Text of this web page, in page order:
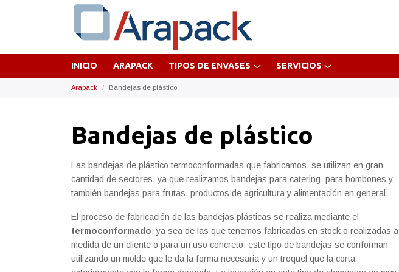
INICIO ARAPACK TIPOS DE ENVASES SERVICIOS
Arapack Bandejas de plástico
Bandejas de plástico
Las bandejas de plástico termoconformadas que fabricamos, se utilizan en gran
cantidad de sectores, ya que realizamos bandejas para catering, para bombones y
también bandejas para frutas, productos de agricultura y alimentación en general.
El proceso de fabricación de las bandejas plásticas se realiza mediante el
termoconformado, ya sea de las que tenemos fabricadas en stock o realizadas a
medida de un cliente o para un uso concreto, este tipo de bandejas se conforman
utilizando un molde que le da la forma necesaria y un troquel que la corta